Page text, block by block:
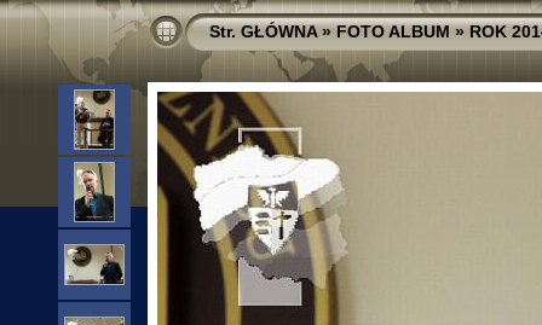
Str. GŁÓWNA»FOTO ALBUM»ROK